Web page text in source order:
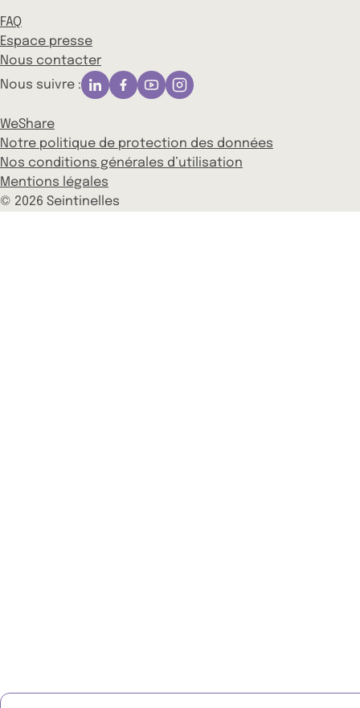
FAQ
Espace presse
Nous contacter
Nous suivre :
WeShare
Notre politique de protection des données
Nos conditions générales d’utilisation
Mentions légales
© 2026 Seintinelles